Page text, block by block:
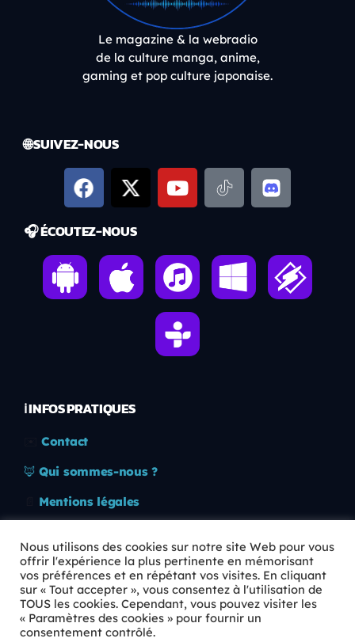
Le magazine & la webradio
de la culture manga, anime,
gaming et pop culture japonaise.
🌐 SUIVEZ-NOUS
🎧 ÉCOUTEZ-NOUS
ℹ️ INFOS PRATIQUES
Contact
🦊 Qui sommes-nous ?
Mentions légales
🛡️ RGPD
Copyright © 2026 Animkids. Tous droits réservés.
Nous utilisons des cookies sur notre site Web pour vous
offrir l'expérience la plus pertinente en mémorisant
vos préférences et en répétant vos visites. En cliquant
sur « Tout accepter », vous consentez à l'utilisation de
TOUS les cookies. Cependant, vous pouvez visiter les
« Paramètres des cookies » pour fournir un
consentement contrôlé.